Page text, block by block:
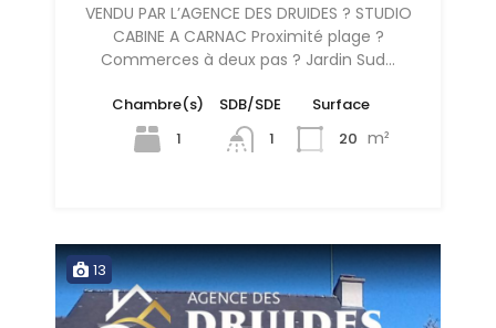
VENDU PAR L’AGENCE DES DRUIDES ? STUDIO
CABINE A CARNAC Proximité plage ?
Commerces à deux pas ? Jardin Sud…
Chambre(s)
1
SDB/SDE
1
Surface
20 m²
13